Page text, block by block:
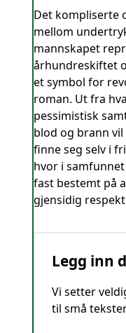
Det kompliserte
mellom
mannskapet
århundreskiftet
et symbol for
roman. Ut fra
pessimistisk
blod og brann
finne seg selv i
hvor i
fast bestemt på
gjensidig
Legg inn
Vi setter
til små